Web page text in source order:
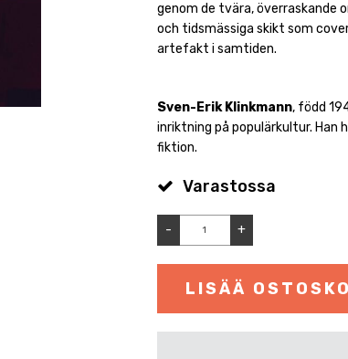
genom de tvära, överraskande
och tidsmässiga skikt som
artefakt i samtiden.
Sven-Erik Klinkmann, född
inriktning på populärkultur.
fiktion.
Varastossa
- +
LISÄÄ